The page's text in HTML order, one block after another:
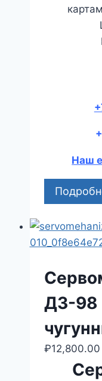
Наш
ДЗ-98
₽12,800.00